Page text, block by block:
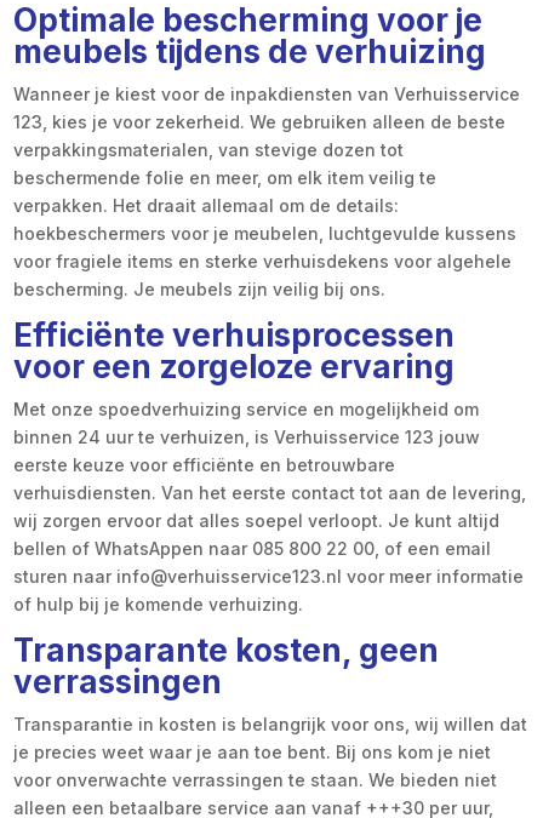
Optimale bescherming voor je
meubels tijdens de verhuizing
Wanneer je kiest voor de inpakdiensten van Verhuisservice
123, kies je voor zekerheid. We gebruiken alleen de beste
verpakkingsmaterialen, van stevige dozen tot
beschermende folie en meer, om elk item veilig te
verpakken. Het draait allemaal om de details:
hoekbeschermers voor je meubelen, luchtgevulde kussens
voor fragiele items en sterke verhuisdekens voor algehele
bescherming. Je meubels zijn veilig bij ons.
Efficiënte verhuisprocessen
voor een zorgeloze ervaring
Met onze spoedverhuizing service en mogelijkheid om
binnen 24 uur te verhuizen, is Verhuisservice 123 jouw
eerste keuze voor efficiënte en betrouwbare
verhuisdiensten. Van het eerste contact tot aan de levering,
wij zorgen ervoor dat alles soepel verloopt. Je kunt altijd
bellen of WhatsAppen naar 085 800 22 00, of een email
sturen naar info@verhuisservice123.nl voor meer informatie
of hulp bij je komende verhuizing.
Transparante kosten, geen
verrassingen
Transparantie in kosten is belangrijk voor ons, wij willen dat
je precies weet waar je aan toe bent. Bij ons kom je niet
voor onverwachte verrassingen te staan. We bieden niet
alleen een betaalbare service aan vanaf +++30 per uur,